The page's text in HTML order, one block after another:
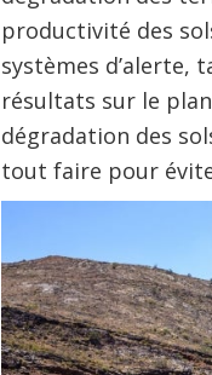
productivité des
systèmes d’alerte,
résultats sur le
dégradation des
tout faire pour